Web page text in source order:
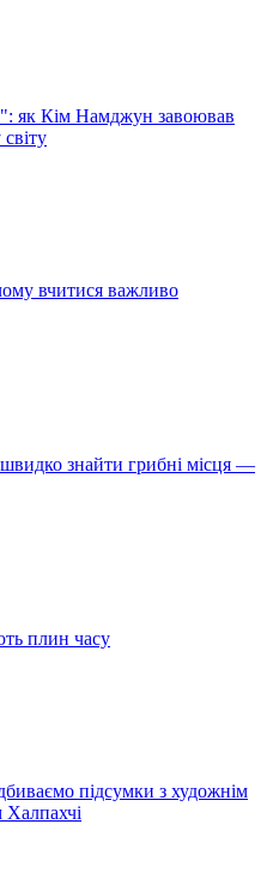
як Кім Намджун завоював
вчитися важливо
швидко знайти грибні місця —
плин часу
підсумки з художнім